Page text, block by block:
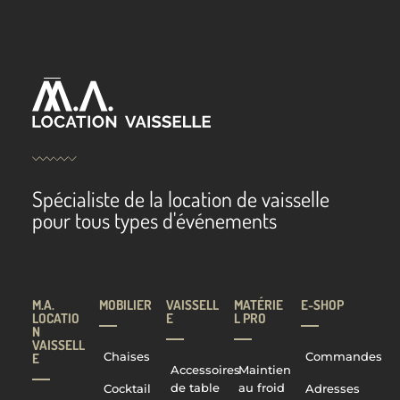
Spécialiste de la location de vaisselle
pour tous types d'événements
M.A.
LOCATIO
N
VAISSELL
E
MOBILIER
Chaises
Cocktail
VAISSELL
E
Accessoires
de table
MATÉRIE
L PRO
Maintien
au froid
E-SHOP
Commandes
Adresses